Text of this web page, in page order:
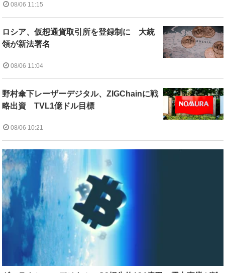
08/06 11:15
ロシア、仮想通貨取引所を登録制に 大統
領が新法署名
08/06 11:04
野村傘下レーザーデジタル、ZIGChainに戦
略出資 TVL1億ドル目標
08/06 10:21